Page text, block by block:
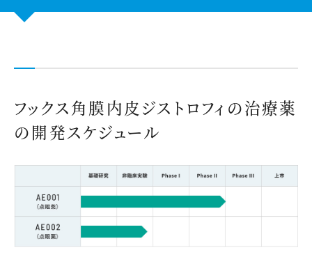
TECHNOLOGY
フックス角膜内皮ジストロフィの治療薬
の開発スケジュール